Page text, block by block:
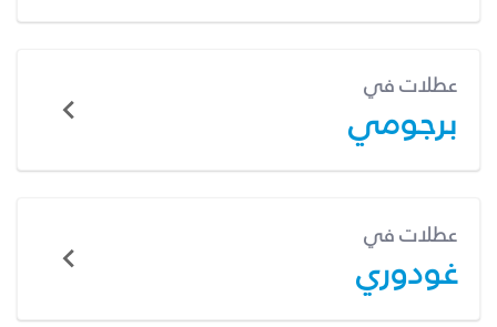
عطلات في
برجومي
عطلات في
غودوري